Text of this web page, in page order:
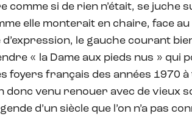
comme si de rien n’était, se juche
elle monterait en chaire, face au
le gauche courant
« la Dame aux pieds nus » qui
foyers français des années 1970
donc venu renouer avec de vieux
d’un siècle que l’on n’a pas